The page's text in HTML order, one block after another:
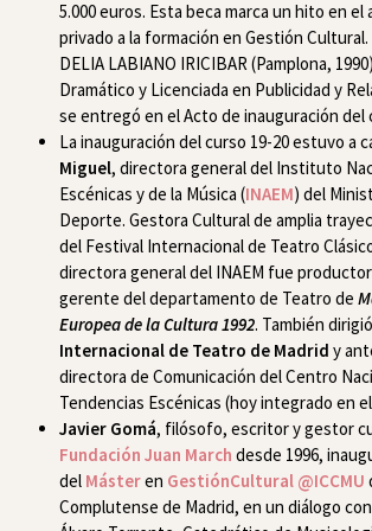
5.000 euros. Esta beca marca un hito en el
privado a la formación en Gestión
DELIA LABIANO IRICIBAR (Pamplona,
Dramático y Licenciada en Publicidad y
se entregó en el Acto de inauguración del
La inauguración del curso 19-20 estuvo a
Miguel, directora general del Instituto
Escénicas y de la Música (INAEM) del
Deporte. Gestora Cultural de amplia
del Festival Internacional de Teatro
directora general del INAEM fue
gerente del departamento de Teatro de
Europea de la Cultura 1992. También
Internacional de Teatro de Madrid y
directora de Comunicación del Centro
Tendencias Escénicas (hoy integrado en
Javier Gomá, filósofo, escritor y gestor
Fundación Juan March desde 1996,
del Másteren GestiónCultural @ICCMU
Complutense de Madrid, en un diálogo